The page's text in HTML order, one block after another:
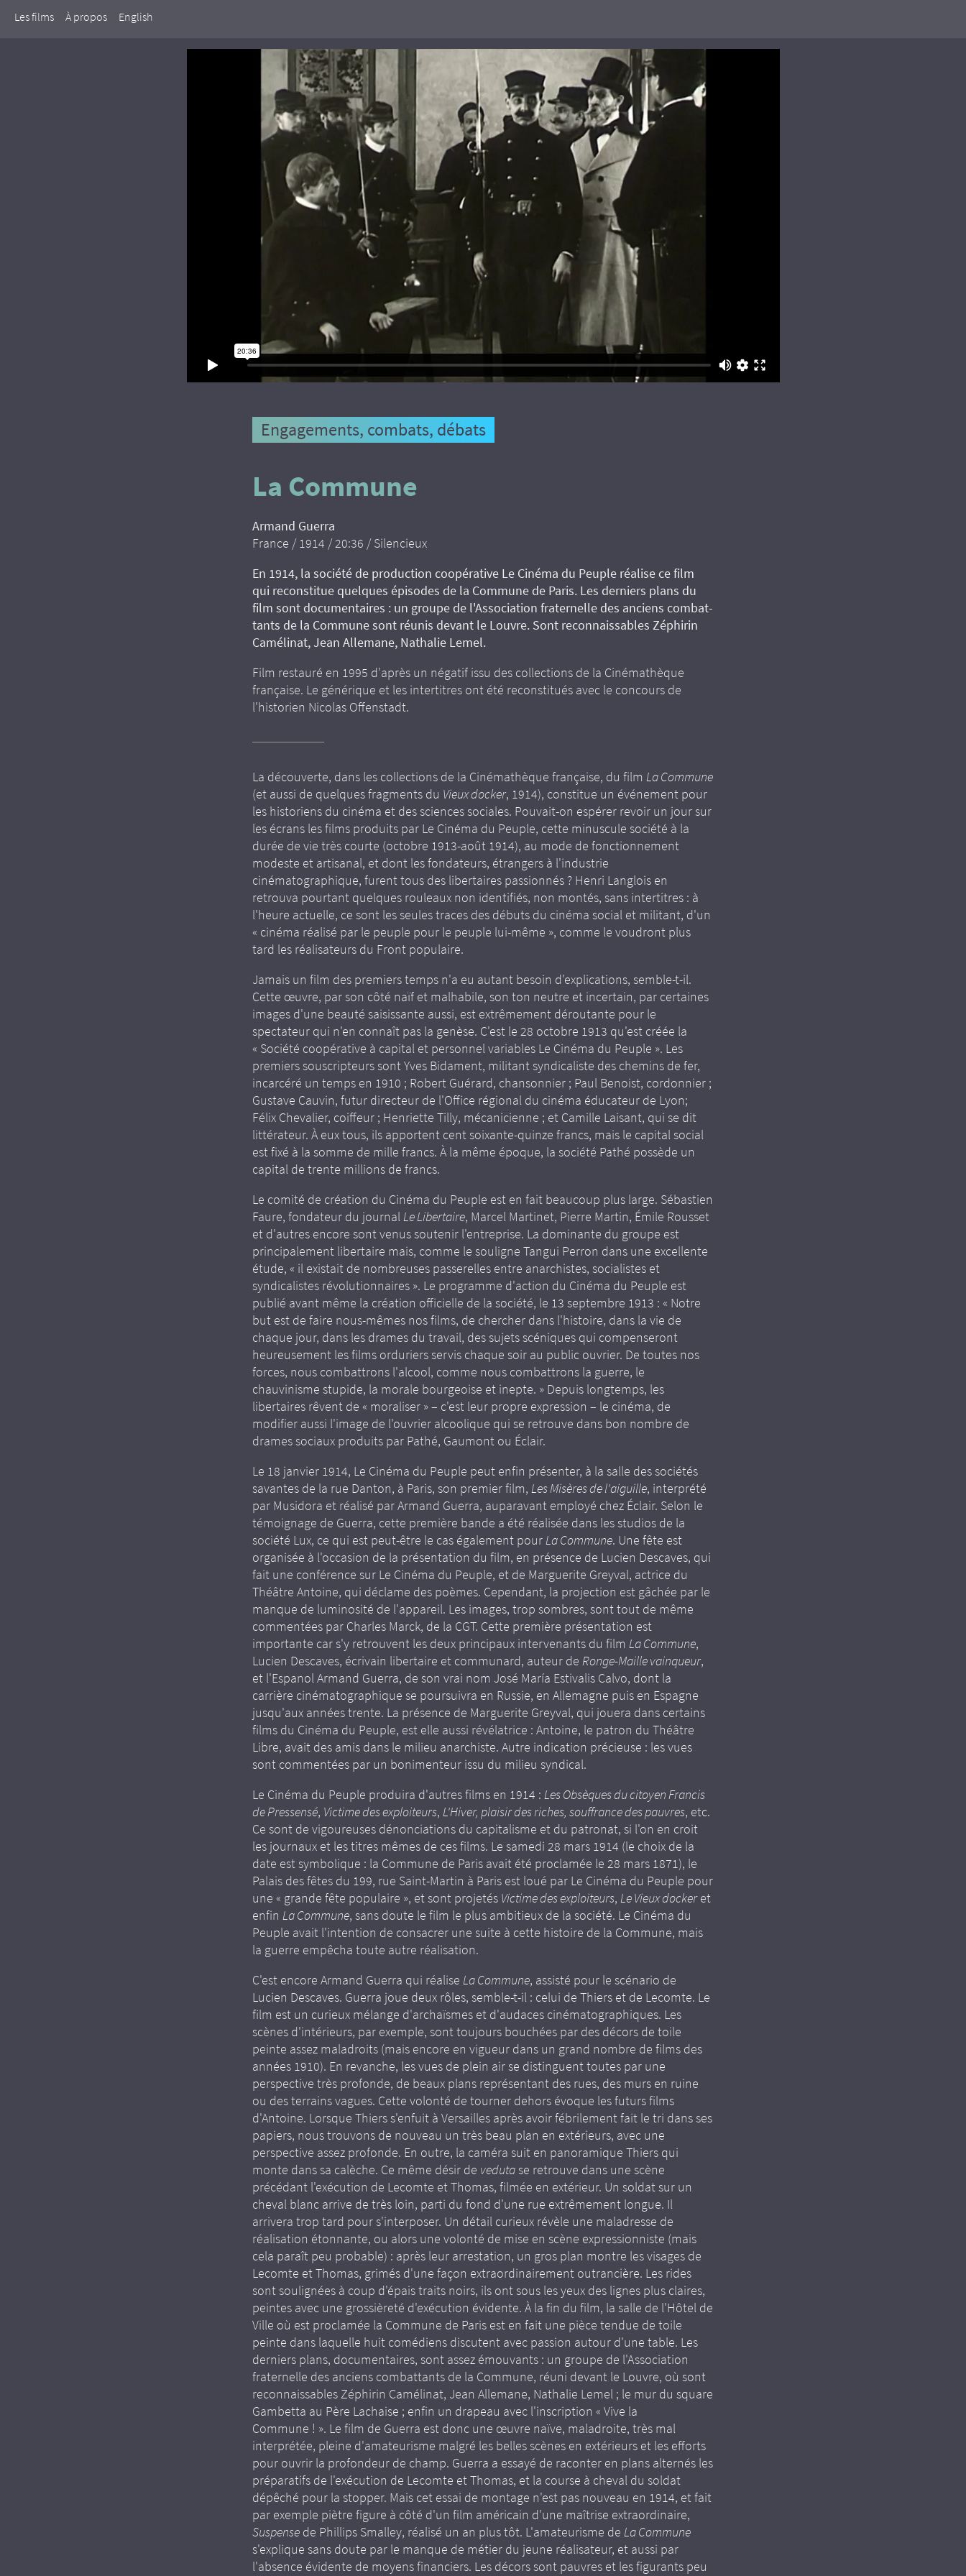
Les films À propos English
Engagements, combats, débats
La Commune
Armand Guerra
France / 1914 / 20:36 / Silencieux
En 1914, la société de production coopérative Le Cinéma du Peuple réalise ce film
qui reconstitue quelques épisodes de la Commune de Paris. Les derniers plans du
film sont documentaires : un groupe de l'Asso­ciation fraternelle des anciens combat­
tants de la Commune sont réunis devant le Louvre. Sont reconnaissables Zéphirin
Camélinat, Jean Allemane, Nathalie Lemel.
Film restauré en 1995 d'après un négatif issu des collections de la Cinémathèque
française. Le générique et les intertitres ont été reconstitués avec le concours de
l'historien Nicolas Offenstadt.
La découverte, dans les collections de la Cinémathèque française, du filmLa Commune
(et aussi de quelques fragments du Vieux docker, 1914), constitue un événement pour
les historiens du cinéma et des sciences sociales. Pouvait-on espérer revoir un jour sur
les écrans les films produits par Le Cinéma du Peuple, cette minuscule société à la
durée de vie très courte (octobre 1913-août 1914), au mode de fonctionnement
modeste et artisanal, et dont les fondateurs, étrangers à l'industrie
cinématographique, furent tous des libertaires passionnés ? Henri Langlois en
retrouva pourtant quelques rouleaux non identifiés, non montés, sans intertitres : à
l'heure actuelle, ce sont les seules traces des débuts du cinéma social et militant, d'un
« cinéma réalisé par le peuple pour le peuple lui-même », comme le voudront plus
tard les réalisateurs du Front populaire.
Jamais un film des premiers temps n'a eu autant besoin d'explications, semble-t-il.
Cette œuvre, par son côté naïf et malhabile, son ton neutre et incertain, par certaines
images d'une beauté saisissante aussi, est extrêmement déroutante pour le
spectateur qui n'en connaît pas la genèse. C'est le 28 octobre 1913 qu'est créée la
« Société coopérative à capital et personnel variables Le Cinéma du Peuple ». Les
premiers souscripteurs sont Yves Bidament, militant syndicaliste des chemins de fer,
incarcéré un temps en 1910 ; Robert Guérard, chansonnier ; Paul Benoist, cordonnier ;
Gustave Cauvin, futur directeur de l'Office régional du cinéma éducateur de Lyon;
Félix Chevalier, coiffeur ; Henriette Tilly, mécanicienne ; et Camille Laisant, qui se dit
littérateur. À eux tous, ils apportent cent soixante-quinze francs, mais le capital social
est fixé à la somme de mille francs. À la même époque, la société Pathé possède un
capital de trente millions de francs.
Le comité de création du Cinéma du Peuple est en fait beaucoup plus large. Sébastien
Faure, fondateur du journalLe Libertaire, Marcel Martinet, Pierre Martin, Émile Rousset
et d'autres encore sont venus soutenir l'entreprise. La dominante du groupe est
principalement libertaire mais, comme le souligne Tangui Perron dans une excellente
étude, « il existait de nombreuses passerelles entre anarchistes, socialistes et
syndicalistes révolutionnaires ». Le programme d'action du Cinéma du Peuple est
publié avant même la création officielle de la société, le 13 septembre 1913 : « Notre
but est de faire nous-mêmes nos films, de chercher dans l'histoire, dans la vie de
chaque jour, dans les drames du travail, des sujets scéniques qui compenseront
heureusement les films orduriers servis chaque soir au public ouvrier. De toutes nos
forces, nous combattrons l'alcool, comme nous combattrons la guerre, le
chauvinisme stupide, la morale bourgeoise et inepte. » Depuis longtemps, les
libertaires rêvent de « moraliser » – c'est leur propre expression – le cinéma, de
modifier aussi l'image de l'ouvrier alcoolique qui se retrouve dans bon nombre de
drames sociaux produits par Pathé, Gaumont ou Éclair.
Le 18 janvier 1914, Le Cinéma du Peuple peut enfin présenter, à la salle des sociétés
savantes de la rue Danton, à Paris, son premier film,Les Misères de l'aiguille, interprété
par Musidora et réalisé par Armand Guerra, auparavant employé chez Éclair. Selon le
témoignage de Guerra, cette première bande a été réalisée dans les studios de la
société Lux, ce qui est peut-être le cas également pourLa Commune. Une fête est
organisée à l'occasion de la présentation du film, en présence de Lucien Descaves, qui
fait une conférence sur Le Cinéma du Peuple, et de Marguerite Greyval, actrice du
Théâtre Antoine, qui déclame des poèmes. Cependant, la projection est gâchée par le
manque de luminosité de l'appareil. Les images, trop sombres, sont tout de même
commentées par Charles Marck, de la CGT. Cette première présentation est
importante car s'y retrouvent les deux principaux intervenants du filmLa Commune,
Lucien Descaves, écrivain libertaire et communard, auteur deRonge-Maille vainqueur,
et l'Espanol Armand Guerra, de son vrai nom José María Estivalis Calvo, dont la
carrière cinématographique se poursuivra en Russie, en Allemagne puis en Espagne
jusqu'aux années trente. La présence de Marguerite Greyval, qui jouera dans certains
films du Cinéma du Peuple, est elle aussi révélatrice : Antoine, le patron du Théâtre
Libre, avait des amis dans le milieu anarchiste. Autre indication précieuse : les vues
sont commentées par un bonimenteur issu du milieu syndical.
Le Cinéma du Peuple produira d'autres films en 1914 :Les Obsèques du citoyen Francis
de Pressensé, Victime des exploiteurs,L'Hiver, plaisir des riches, souffrance des pauvres, etc.
Ce sont de vigoureuses dénonciations du capitalisme et du patronat, si l'on en croit
les journaux et les titres mêmes de ces films. Le samedi 28 mars 1914 (le choix de la
date est symbolique : la Commune de Paris avait été proclamée le 28 mars 1871), le
Palais des fêtes du 199, rue Saint-Martin à Paris est loué par Le Cinéma du Peuple pour
une « grande fête populaire », et sont projetés Victime des exploiteurs,Le Vieux dockeret
enfinLa Commune, sans doute le film le plus ambitieux de la société. Le Cinéma du
Peuple avait l'intention de consacrer une suite à cette histoire de la Commune, mais
la guerre empêcha toute autre réalisation.
C'est encore Armand Guerra qui réaliseLa Commune, assisté pour le scénario de
Lucien Descaves. Guerra joue deux rôles, semble-t-il : celui de Thiers et de Lecomte. Le
film est un curieux mélange d'archaïsmes et d'audaces cinématographiques. Les
scènes d'intérieurs, par exemple, sont toujours bouchées par des décors de toile
peinte assez maladroits (mais encore en vigueur dans un grand nombre de films des
années 1910). En revanche, les vues de plein air se distinguent toutes par une
perspective très profonde, de beaux plans représentant des rues, des murs en ruine
ou des terrains vagues. Cette volonté de tourner dehors évoque les futurs films
d'Antoine. Lorsque Thiers s'enfuit à Versailles après avoir fébrilement fait le tri dans ses
papiers, nous trouvons de nouveau un très beau plan en extérieurs, avec une
perspective assez profonde. En outre, la caméra suit en panoramique Thiers qui
monte dans sa calèche. Ce même désir de vedutase retrouve dans une scène
précédant l'exécution de Lecomte et Thomas, filmée en extérieur. Un soldat sur un
cheval blanc arrive de très loin, parti du fond d'une rue extrêmement longue. Il
arrivera trop tard pour s'interposer. Un détail curieux révèle une maladresse de
réalisation étonnante, ou alors une volonté de mise en scène expressionniste (mais
cela paraît peu probable) : après leur arrestation, un gros plan montre les visages de
Lecomte et Thomas, grimés d'une façon extraordinairement outrancière. Les rides
sont soulignées à coup d'épais traits noirs, ils ont sous les yeux des lignes plus claires,
peintes avec une grossièreté d'exécution évidente. À la fin du film, la salle de l'Hôtel de
Ville où est proclamée la Commune de Paris est en fait une pièce tendue de toile
peinte dans laquelle huit comédiens discutent avec passion autour d'une table. Les
derniers plans, documentaires, sont assez émouvants : un groupe de l'Association
fraternelle des anciens combattants de la Commune, réuni devant le Louvre, où sont
reconnaissables Zéphirin Camélinat, Jean Allemane, Nathalie Lemel ; le mur du square
Gambetta au Père Lachaise ; enfin un drapeau avec l'inscription « Vive la
Commune ! ». Le film de Guerra est donc une œuvre naïve, maladroite, très mal
interprétée, pleine d'amateurisme malgré les belles scènes en extérieurs et les efforts
pour ouvrir la profondeur de champ. Guerra a essayé de raconter en plans alternés les
préparatifs de l'exécution de Lecomte et Thomas, et la course à cheval du soldat
dépêché pour la stopper. Mais cet essai de montage n'est pas nouveau en 1914, et fait
par exemple piètre figure à côté d'un film américain d'une maîtrise extraordinaire,
Suspense de Phillips Smalley, réalisé un an plus tôt. L'amateurisme deLa Commune
s'explique sans doute par le manque de métier du jeune réalisateur, et aussi par
l'absence évidente de moyens financiers. Les décors sont pauvres et les figurants peu